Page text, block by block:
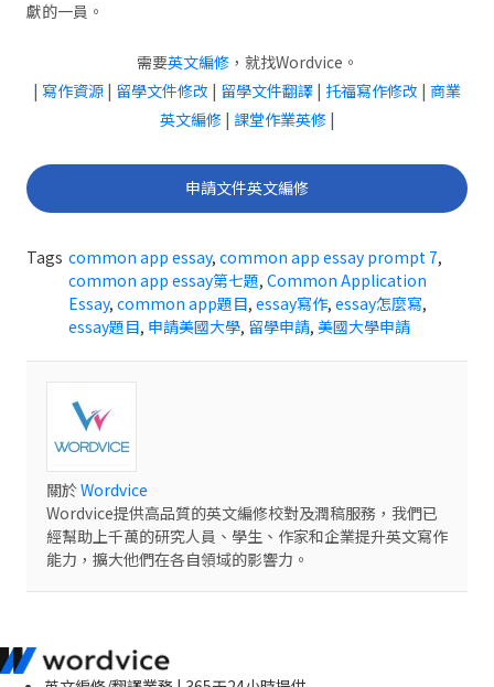
獻的一員。
需要英文編修，就找Wordvice。
寫作資源 留學文件修改 留學文件翻譯 托福寫作修改 商業
英文編修| 課堂作業英修|
申請文件英文編修
Tags common app essay, common app essay prompt 7,
common app essay第七題, Common Application
Essay, common app題目, essay寫作, essay怎麼寫,
essay題目, 申請美國大學, 留學申請, 美國大學申請
關於Wordvice
Wordvice提供高品質的英文編修校對及潤稿服務，我們已
經幫助上千萬的研究人員、學生、作家和企業提升英文寫作
能力，擴大他們在各自領域的影響力。